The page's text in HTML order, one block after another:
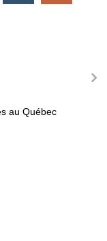
au Québec